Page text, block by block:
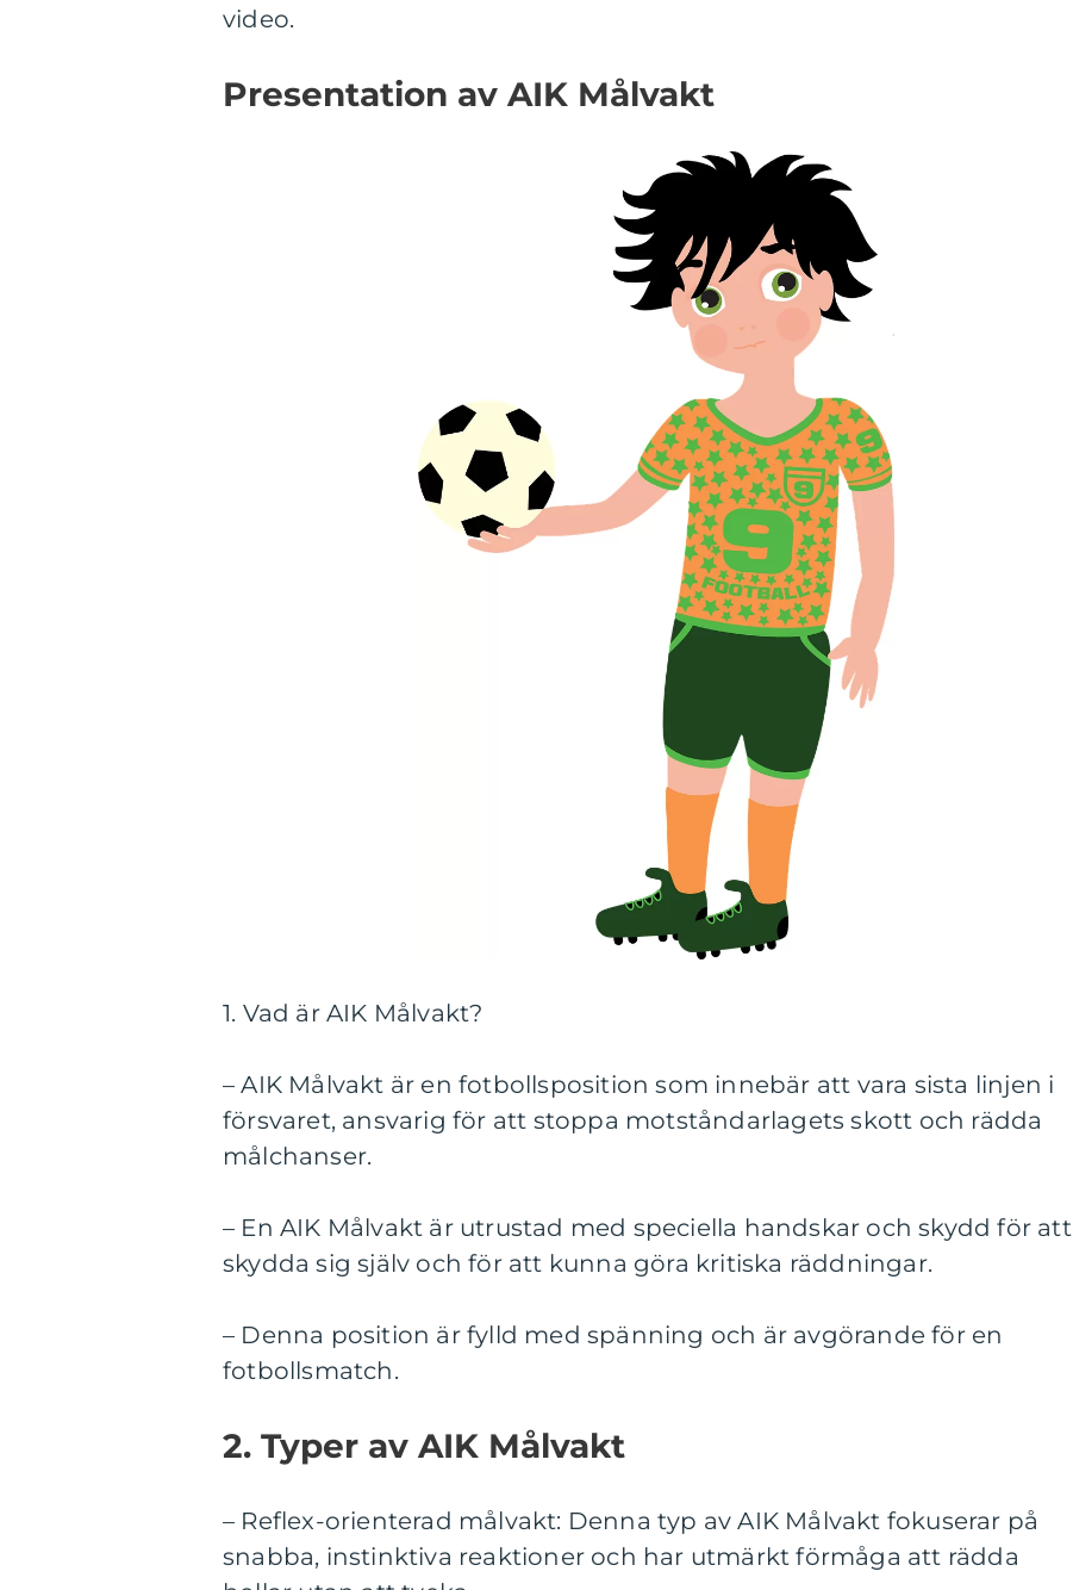
video.
Presentation av AIK Målvakt
1. Vad är AIK Målvakt?
– AIK Målvakt är en fotbollsposition som innebär att vara sista linjen i
försvaret, ansvarig för att stoppa motståndarlagets skott och rädda
målchanser.
– En AIK Målvakt är utrustad med speciella handskar och skydd för att
skydda sig själv och för att kunna göra kritiska räddningar.
– Denna position är fylld med spänning och är avgörande för en
fotbollsmatch.
2. Typer av AIK Målvakt
– Reflex-orienterad målvakt: Denna typ av AIK Målvakt fokuserar på
snabba, instinktiva reaktioner och har utmärkt förmåga att rädda